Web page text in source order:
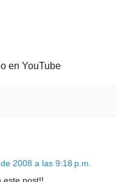
en YouTube
2008 a las 9:18 p.m.